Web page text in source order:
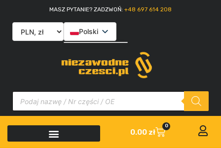
MASZ PYTANIE? ZADZWOŃ: +48 697 614 208
Polski
Slovenčina
0.00 zł
0